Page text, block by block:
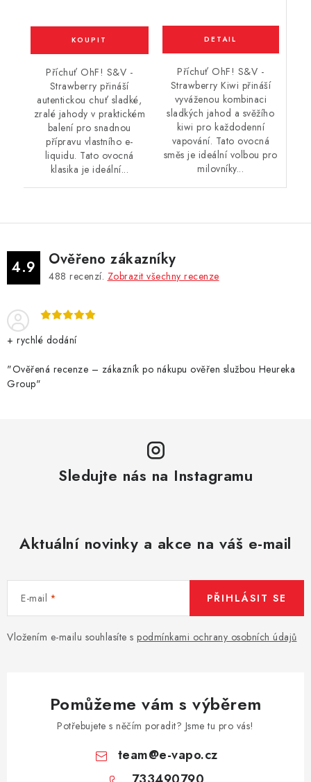
Příchuť OhF! S&V -
Strawberry přináší
autentickou chuť sladké,
zralé jahody v praktickém
balení pro snadnou
přípravu vlastního e-
liquidu. Tato ovocná
klasika je ideální...
Příchuť OhF! S&V -
Strawberry Kiwi přináší
vyváženou kombinaci
sladkých jahod a svěžího
kiwi pro každodenní
vapování. Tato ovocná
směs je ideální volbou pro
milovníky...
4.9 Ověřeno zákazníky
488 recenzí. Zobrazit všechny recenze
+ rychlé dodání
"Ověřená recenze – zákazník po nákupu ověřen službou Heureka
Group"
Sledujte nás na Instagramu
Aktuální novinky a akce na váš e-mail
E-mail
Vložením e-mailu souhlasíte s podmínkami ochrany osobních údajů
PŘIHLÁSIT SE
Pomůžeme vám s výběrem
Potřebujete s něčím poradit? Jsme tu pro vás!
team@e-vapo.cz